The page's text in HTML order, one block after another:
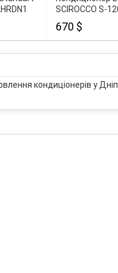
SCIROCCO S-
670 $
кондиціонерів у